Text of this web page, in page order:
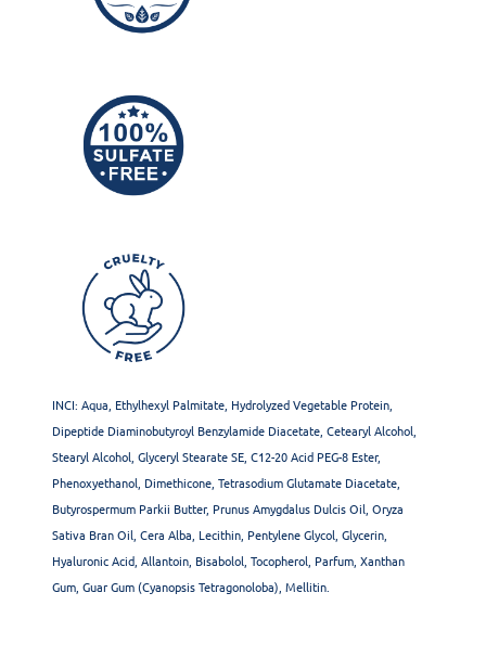
INCI: Aqua, Ethylhexyl Palmitate, Hydrolyzed Vegetable Protein,
Dipeptide Diaminobutyroyl Benzylamide Diacetate, Cetearyl Alcohol,
Stearyl Alcohol, Glyceryl Stearate SE, C12-20 Acid PEG-8 Ester,
Phenoxyethanol, Dimethicone, Tetrasodium Glutamate Diacetate,
Butyrospermum Parkii Butter, Prunus Amygdalus Dulcis Oil, Oryza
Sativa Bran Oil, Cera Alba, Lecithin, Pentylene Glycol, Glycerin,
Hyaluronic Acid, Allantoin, Bisabolol, Tocopherol, Parfum, Xanthan
Gum, Guar Gum (Cyanopsis Tetragonoloba), Mellitin.